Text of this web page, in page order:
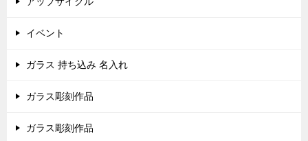
イベント
ガラス 持ち込み 名入れ
ガラス彫刻作品
ガラス彫刻作品